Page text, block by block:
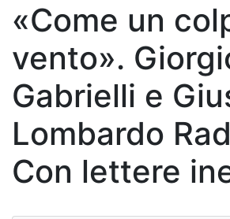
«Come un
vento».
Gabrielli e
Lombardo
Con lettere